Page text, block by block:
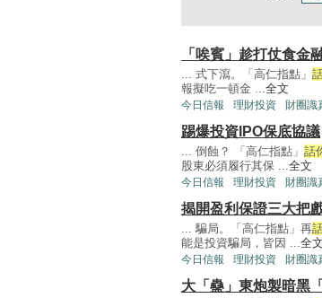
「唉賓」趁打仗食金
... 式下瀉。「高仁指點」
報擬吃一頓金 ...全文
今日信報 理財投資 財圈識
踢爆投資IPO保底協議
... 倒蝕？ 「高仁指點」 話
股東必須履行其保 ...全文
今日信報 理財投資 財圈識
揭開盈利保證三大把
... 騙局。「高仁指點」再
能是投資騙局，皆因 ...全文
今日信報 理財投資 財圈識
大「蠱」東炮製暗黑